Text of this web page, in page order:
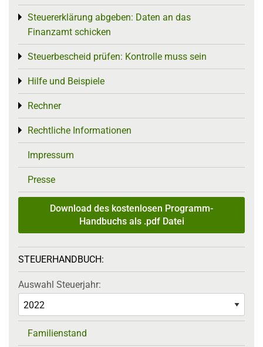
Steuererklärung abgeben: Daten an das
Finanzamt schicken
Toggle menu
Steuerbescheid prüfen: Kontrolle muss sein
Toggle menu
Hilfe und Beispiele
Toggle menu
Rechner
Toggle menu
Rechtliche Informationen
Toggle menu
Impressum
Presse
Download des kostenlosen Programm-
Handbuchs als .pdf Datei
STEUERHANDBUCH:
Auswahl Steuerjahr:
Familienstand